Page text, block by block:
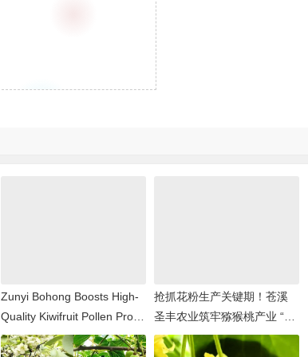
Zunyi Bohong Boosts High-
Quality Kiwifruit Pollen Prod
uction
抢抓花粉生产关键期！苍溪
圣丰农业筑牢猕猴桃产业 “丰
收根基”